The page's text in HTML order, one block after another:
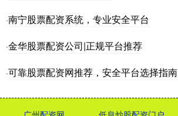
·南宁股票配资系统，专业安全平台
·金华股票配资公司|正规平台推荐
·可靠股票配资网推荐，安全平台选择指南